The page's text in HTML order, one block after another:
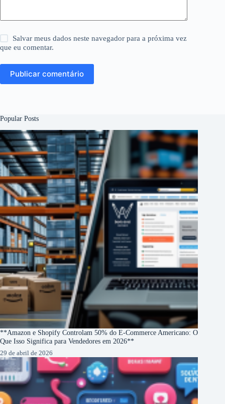
Salvar meus dados neste navegador para a próxima vez
que eu comentar.
Publicar comentário
Popular Posts
**Amazon e Shopify Controlam 50% do E-Commerce Americano: O
Que Isso Significa para Vendedores em 2026**
29 de abril de 2026